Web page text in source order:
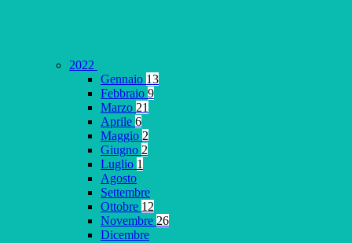
2022
Gennaio 13
Febbraio 9
Marzo 21
Aprile 6
Maggio 2
Giugno 2
Luglio 1
Agosto
Settembre
Ottobre 12
Novembre 26
Dicembre